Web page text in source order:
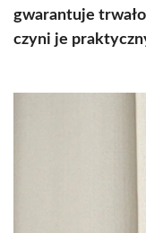
gwarantuje
czyni je